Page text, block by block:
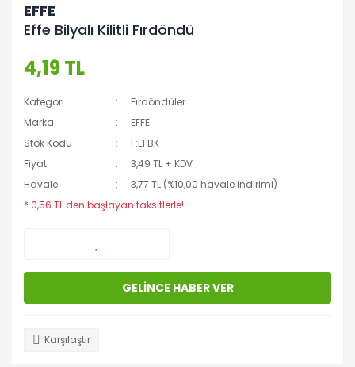
EFFE
Effe Bilyalı Kilitli Fırdöndü
4,19 TL
Kategori
Fırdöndüler
Marka
EFFE
Stok Kodu
F:EFBK
Fiyat
3,49 TL + KDV
Havale
3,77 TL (%10,00 havale indirimi)
* 0,56 TL den başlayan taksitlerle!
GELİNCE HABER VER
Karşılaştır